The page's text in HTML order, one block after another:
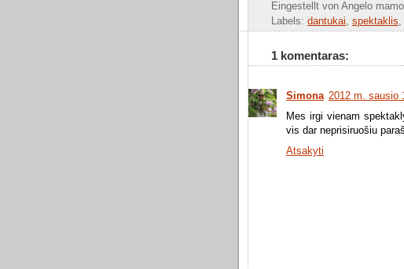
Eingestellt von Angelo
Labels: dantukai, spektaklis,
1 komentaras:
Simona 2012 m. sausio
Mes irgi vienam
vis dar neprisiruošiu
Atsakyti